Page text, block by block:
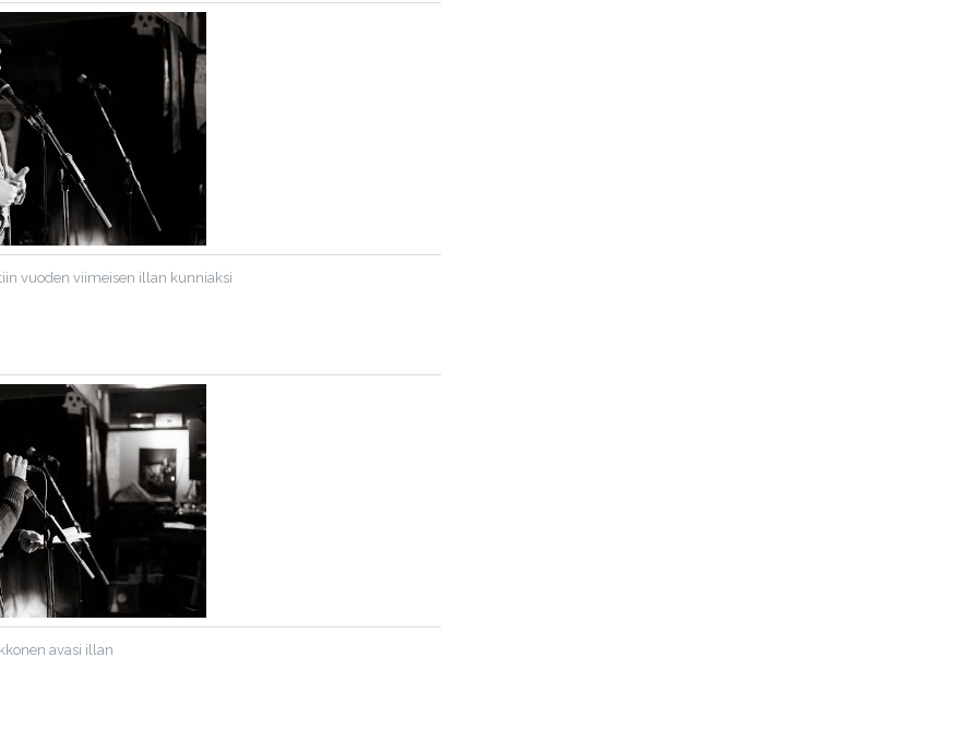
vuoden viimeisen illan kunniaksi
avasi illan